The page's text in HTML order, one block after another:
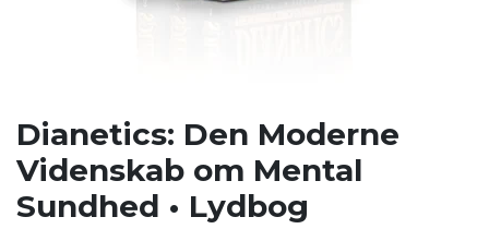
Dianetics: Den Moderne
Videnskab om Mental
Sundhed • Lydbog